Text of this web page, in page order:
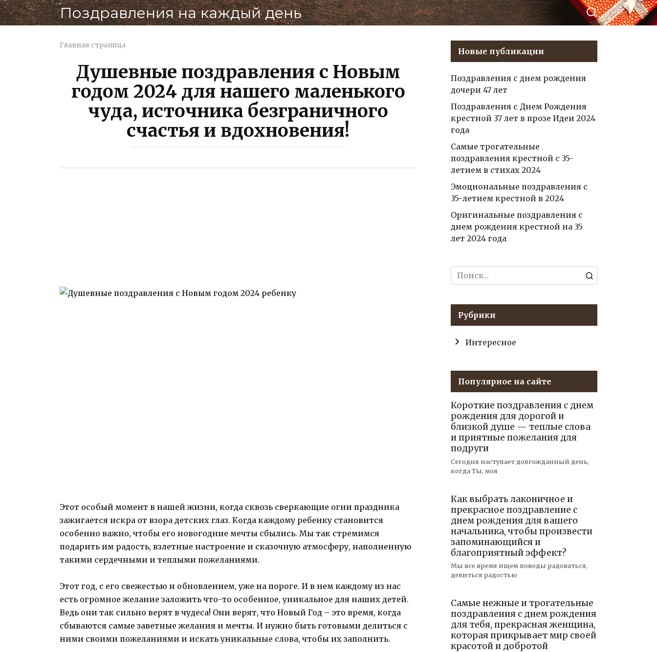
Перейти
к
Поздравления на каждый день
Главная страница
Душевные поздравления с Новым
годом 2024 для нашего маленького
чуда, источника безграничного
счастья и вдохновения!
Этот особый момент в нашей жизни, когда сквозь сверкающие огни праздника
зажигается искра от взора детских глаз. Когда каждому ребенку становится
особенно важно, чтобы его новогодние мечты сбылись. Мы так стремимся
подарить им радость, взлетные настроение и сказочную атмосферу, наполненную
такими сердечными и теплыми пожеланиями.
Этот год, с его свежестью и обновлением, уже на пороге. И в нем каждому из нас
есть огромное желание заложить что-то особенное, уникальное для наших детей.
Ведь они так сильно верят в чудеса! Они верят, что Новый Год – это время, когда
сбываются самые заветные желания и мечты. И нужно быть готовыми делиться с
ними своими пожеланиями и искать уникальные слова, чтобы их заполнить.
Новые публикации
Поздравления с днем рождения
дочери 47 лет
Поздравления с Днем Рождения
крестной 37 лет в прозе Идеи 2024
года
Самые трогательные
поздравления крестной с 35-
летием в стихах 2024
Эмоциональные поздравления с
35-летием крестной в 2024
Оригинальные поздравления с
днем рождения крестной на 35
лет 2024 года
Search
for:
Рубрики
Интересное
Популярное на сайте
Короткие поздравления с днем
рождения для дорогой и
близкой душе — теплые слова
и приятные пожелания для
подруги
Сегодня наступает долгожданный день,
когда Ты, моя
Как выбрать лаконичное и
прекрасное поздравление с
днем рождения для вашего
начальника, чтобы произвести
запоминающийся и
благоприятный эффект?
Мы все время ищем поводы радоваться,
делиться радостью
Самые нежные и трогательные
поздравления с днем рождения
для тебя, прекрасная женщина,
которая прикрывает мир своей
красотой и добротой
Поделиться в
ВКонтакте
днем рождения